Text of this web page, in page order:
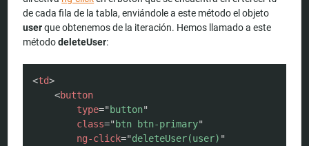
de cada fila de la tabla, enviándole a este método el objeto
userque obtenemos de la iteración. Hemos llamado a este
métododeleteUser:
<td>
<button
type="button"
class="btn btn-primary"
ng-click="deleteUser(user) "